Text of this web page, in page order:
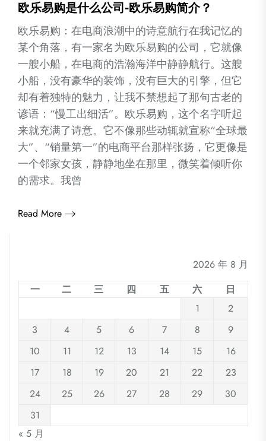
欧乐易购是什么公司-欧乐易购简介？
欧乐易购：在电商浪潮中的诗意航行在我记忆的
某个角落，有一家名为欧乐易购的公司，它就像
一艘小船，在电商的浩瀚海洋中静静航行。这艘
小船，没有豪华的装饰，没有巨大的引擎，但它
却有着独特的魅力，让我不禁想起了那句古老的
谚语：“慢工出细活”。欧乐易购，这个名字听起
来就充满了诗意。它不像那些动辄就宣称“全球最
大”、“销量第一”的电商平台那样张扬，它更像是
一个邻家女孩，静静地坐在那里，微笑着倾听你
的需求。我曾
Read More
2026 年 8 月
一
二 三 四 五 六
日
1
2
3
4 5 6 7 8
9
10
11 12 13 14 15
16
17
18 19 20 21 22
23
24
25 26 27 28 29
30
31
« 5 月